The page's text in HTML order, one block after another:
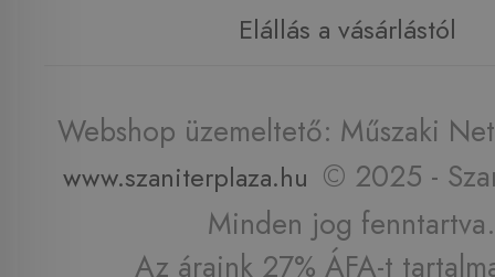
Elállás a vásárlástól
Webshop üzemeltető: Műszaki
www.szaniterplaza.hu © 2025 -
Minden jog fenntartva.
Az áraink 27% ÁFA-t